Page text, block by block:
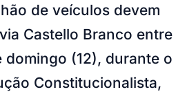
de veículos devem
Castello Branco entre
(12), durante o
Constitucionalista,